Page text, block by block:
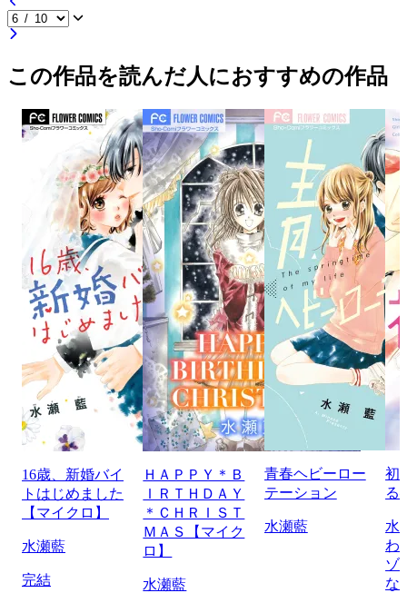
この作品を読んだ人におすすめの作品
16歳、新婚バイ
トはじめました
【マイクロ】
水瀬藍
完結
ＨＡＰＰＹ＊Ｂ
ＩＲＴＨＤＡＹ
＊ＣＨＲＩＳＴ
ＭＡＳ【マイク
ロ】
水瀬藍
青春ヘビーロー
テーション
水瀬藍
初
る
水
わ
ゾ
な